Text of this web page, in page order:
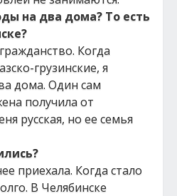
на два дома? То есть
Когда
грузинские, я
дома. Один сам
получила от
русская, но ее семья
приехала. Когда стало
В Челябинске